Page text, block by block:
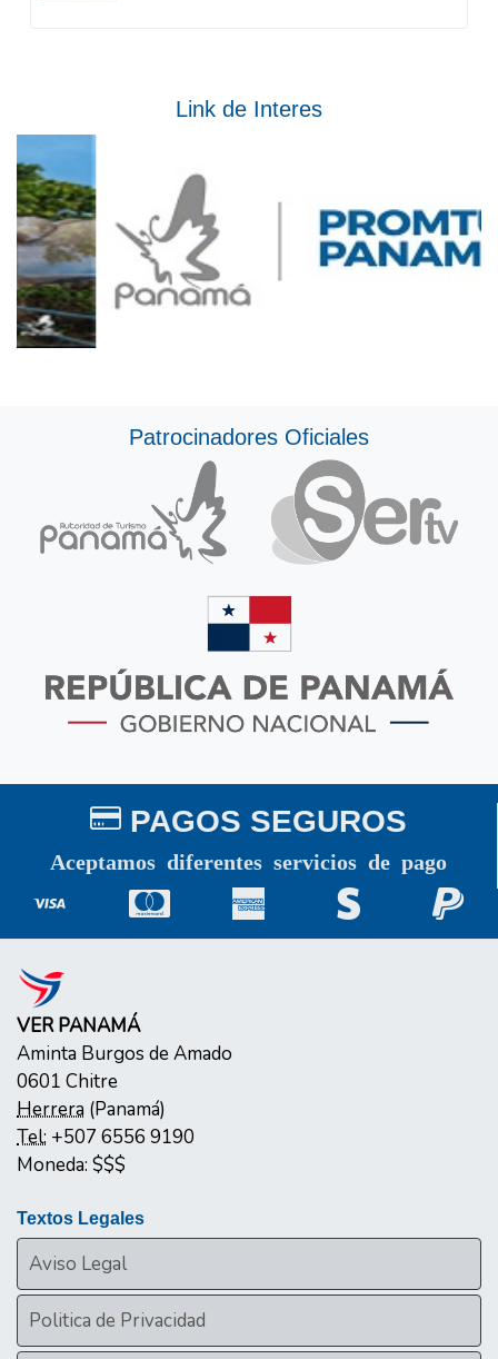
Link de Interes
Patrocinadores Oficiales
PAGOS SEGUROS
Aceptamos diferentes servicios de pago
VER PANAMÁ
Aminta Burgos de Amado
0601 Chitre
Herrera (Panamá)
Tel: +507 6556 9190
Moneda: $$$
Textos Legales
Aviso Legal
Politica de Privacidad